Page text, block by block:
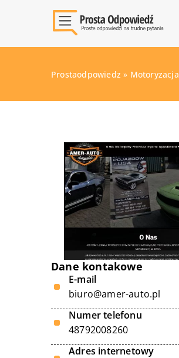
Prostaodpowiedz » Motoryzacja
Dane kontakowe
E-mail
biuro@amer-auto.pl
Numer telefonu
48792008260
Adres internetowy